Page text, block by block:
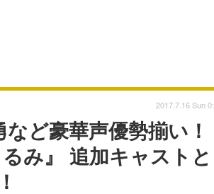
ど豪華声優勢揃い！
み』 追加キャストと
2017.7.16 Sun